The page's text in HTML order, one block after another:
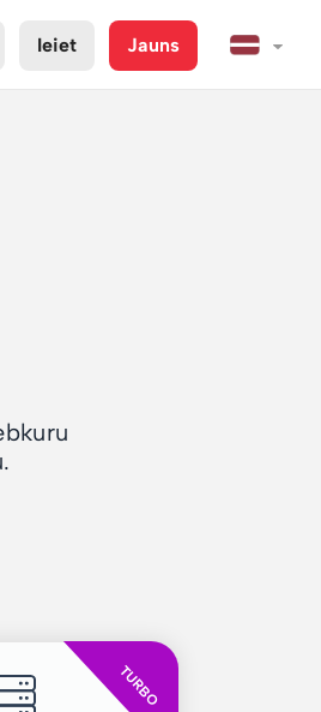
Ieiet Jauns
TURBO